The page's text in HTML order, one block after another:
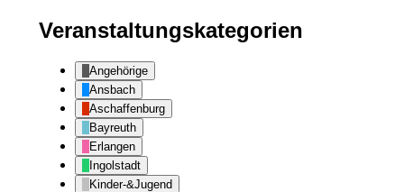
Veranstaltungskategorien
Angehörige
Ansbach
Aschaffenburg
Bayreuth
Erlangen
Ingolstadt
Kinder-&Jugend